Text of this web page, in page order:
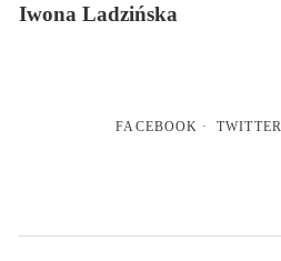
Iwona Ladzińska
FACEBOOK TWITTER